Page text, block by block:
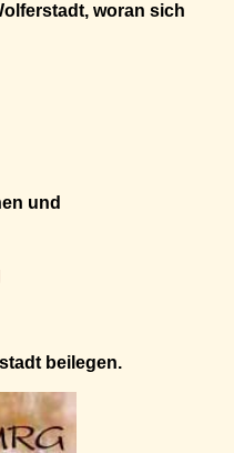
woran sich
und
beilegen.